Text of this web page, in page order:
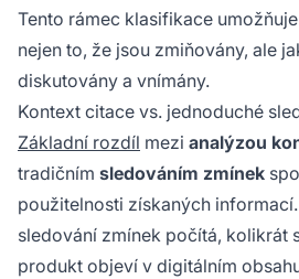
Tento rámec klasifikace
nejen to, že jsou zmiňovány, ale
diskutovány a vnímány.
Kontext citace vs. jednoduché
Základní rozdíl mezi analýzou
tradičním sledováním zmínek
použitelnosti získaných
sledování zmínek počítá, kolikrát
produkt objeví v digitálním